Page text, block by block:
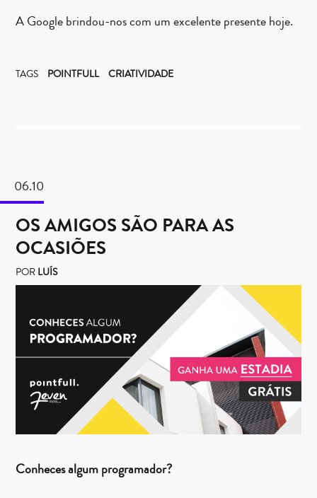
A Google brindou-nos com um excelente presente hoje.
TAGS POINTFULL CRIATIVIDADE
06.10
OS AMIGOS SÃO PARA AS
OCASIÕES
POR LUÍS
Conheces algum programador?